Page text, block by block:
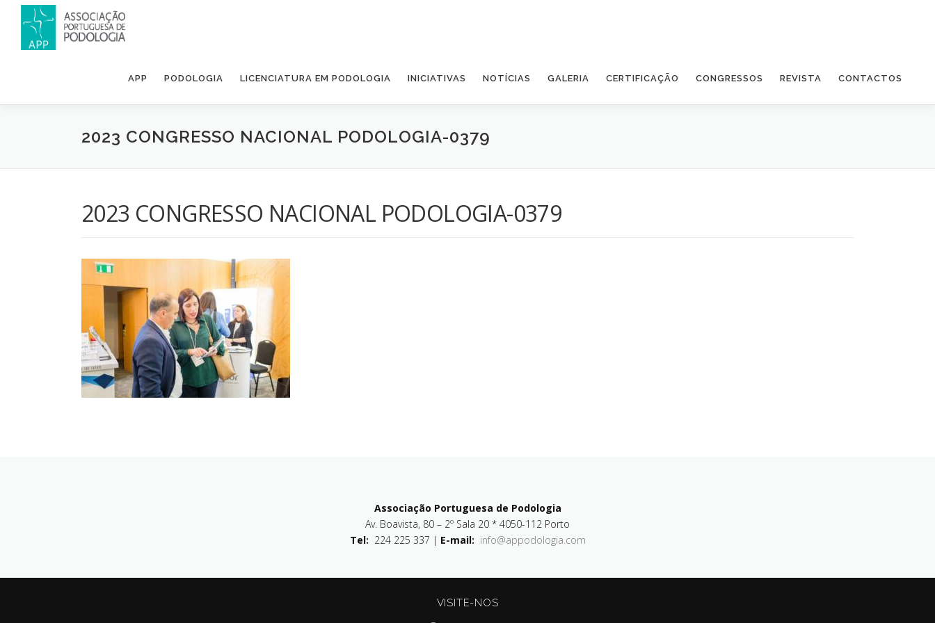
APP PODOLOGIA LICENCIATURA EM PODOLOGIA INICIATIVAS NOTÍCIAS GALERIA CERTIFICAÇÃO CONGRESSOS REVISTA CONTACTOS
2023 CONGRESSO NACIONAL PODOLOGIA-0379
2023 CONGRESSO NACIONAL PODOLOGIA-0379
Associação Portuguesa de Podologia
Av. Boavista, 80 – 2º Sala 20 * 4050-112 Porto
Tel: 224 225 337 | E-mail: info@appodologia.com
VISITE-NOS